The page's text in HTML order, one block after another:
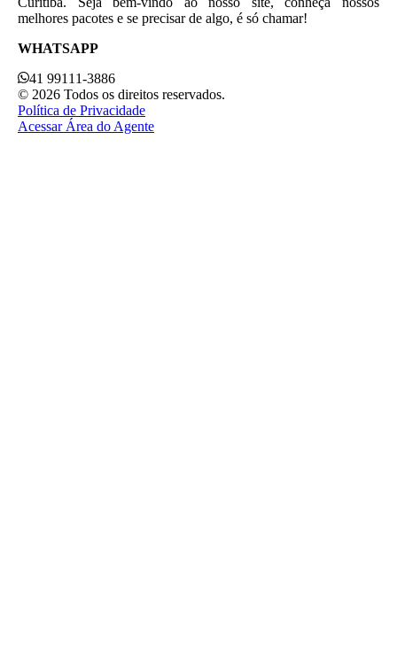
melhores pacotes e se precisar de algo, é só chamar!
WHATSAPP
41 99111-3886
© 2026 Todos os direitos reservados.
Política de Privacidade
Acessar Área do Agente